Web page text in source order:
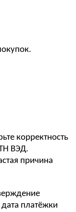
корректность
ВЭД.
причина
платёжки